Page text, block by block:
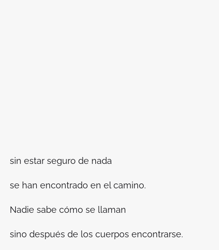
sin estar seguro de nada
se han encontrado en el camino.
Nadie sabe cómo se llaman
sino después de los cuerpos encontrarse.